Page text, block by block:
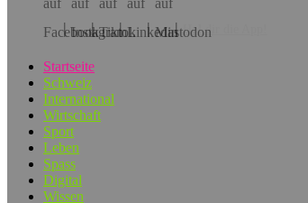
Hol dir die App!
Startseite
Schweiz
International
Wirtschaft
Sport
Leben
Spass
Digital
Wissen